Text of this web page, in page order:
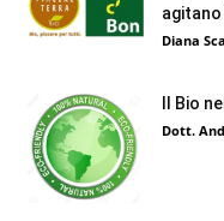
Diana
Il Bio
Dott.